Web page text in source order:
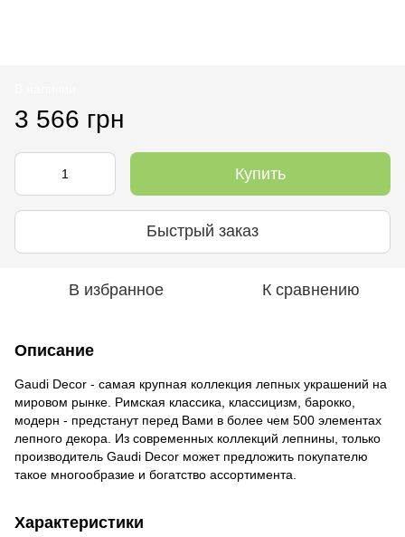
3 566 грн
Купить
Быстрый заказ
В избранное К сравнению
Описание
Gaudi Decor - самая крупная коллекция лепных украшений на
мировом рынке. Римская классика, классицизм, барокко,
модерн - предстанут перед Вами в более чем 500 элементах
лепного декора. Из современных коллекций лепнины, только
производитель Gaudi Decor может предложить покупателю
такое многообразие и богатство ассортимента.
Характеристики